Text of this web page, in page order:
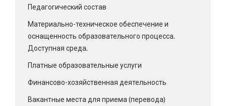
Педагогический состав
Материально-техническое обеспечение и
оснащенность образовательного процесса.
Доступная среда.
Платные образовательные услуги
Финансово-хозяйственная деятельность
Вакантные места для приема (перевода)